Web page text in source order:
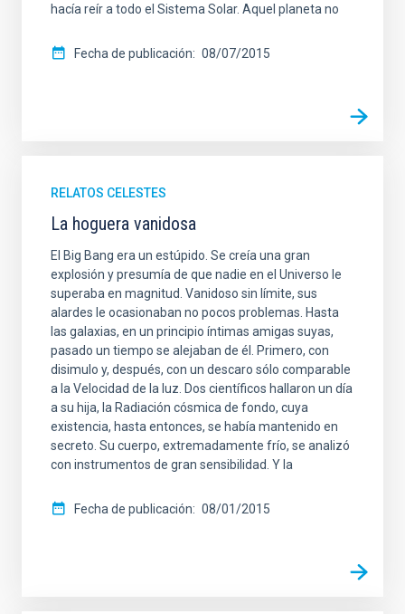
hacía reír a todo el Sistema Solar. Aquel planeta no
Fecha de publicación 08/07/2015
RELATOS CELESTES
La hoguera vanidosa
El Big Bang era un estúpido. Se creía una gran
explosión y presumía de que nadie en el Universo le
superaba en magnitud. Vanidoso sin límite, sus
alardes le ocasionaban no pocos problemas. Hasta
las galaxias, en un principio íntimas amigas suyas,
pasado un tiempo se alejaban de él. Primero, con
disimulo y, después, con un descaro sólo comparable
a la Velocidad de la luz. Dos científicos hallaron un día
a su hija, la Radiación cósmica de fondo, cuya
existencia, hasta entonces, se había mantenido en
secreto. Su cuerpo, extremadamente frío, se analizó
con instrumentos de gran sensibilidad. Y la
Fecha de publicación 08/01/2015